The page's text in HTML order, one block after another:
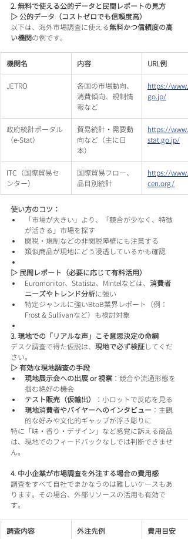
2. 無料で使える公的データと民間レポートの見方
▷ 公的データ（コストゼロでも信頼度高）
以下は、海外市場調査に使える無料かつ信頼度の高
い機関の例です。
機関名 内容 URL例
JETRO
各国の市場動向、
消費傾向、規制情
報など
https://
go.jp/
政府統計ポータル
（e-Stat）
貿易統計・需要動
向など（主に日
本）
https://
stat.go.jp/
ITC（国際貿易セ
ンター）
国際貿易フロー、
品目別統計
https://
cen.org/
使い方のコツ：
「市場が大きい」より、「競合が少なく、特徴
が活きる」市場を探す
関税・規制などの非関税障壁にも注意する
類似商品が現地にどう浸透しているかも確認
▷ 民間レポート（必要に応じて有料活用）
Euromonitor、Statista、Mintelなどは、 消費者
ニーズやトレンド分析に強い
特定ジャンルに強いBtoB業界レポート（例：
Frost & Sullivanなど）も検討対象
3. 現地での「リアルな声」こそ意思決定の命綱
デスク調査で得た仮説は、 現地で必ず検証してくだ
さい。
▷ 有効な現地調査の手段
現地展示会への出展 or 視察 ：競合や流通形態を
掴む絶好の機会
テスト販売（仮輸出）
：小ロットで反応を見る
現地消費者やバイヤーへのインタビュー ：主観
的な好みや文化的ギャップが浮き彫りに
特に「味・香り・デザイン」など感覚に訴える商品
は、現地でのフィードバックなしでは判断できませ
ん。
4. 中小企業が市場調査を外注する場合の費用感
調査をすべて自社でまかなうのは難しいケースもあ
ります。その場合、外部リソースの活用も有効で
す。
調査内容 外注先例 費用目安